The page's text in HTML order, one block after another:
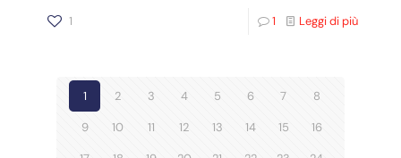
1 1 Leggi di più
1 2 3 4 5 6 7 8
9 10 11 12 13 14 15 16